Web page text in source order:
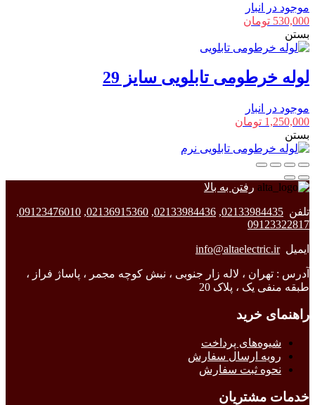
موجود در انبار
530,000 تومان
بستن
لوله خرطومی تابلویی سایز 29
موجود در انبار
1,250,000 تومان
بستن
رفتن به بالا
تلفن 02133984435
,
02133984436
,
02136915360
,
09123476010
,
09123322817
ایمیلinfo@altaelectric.ir
آدرس : تهران ، لاله زار جنوبی ، نبش کوچه مجمر ، پاساژ فراز ،
طبقه منفی یک ، پلاک 20
راهنمای خرید
شیوه‌های پرداخت
رویه ارسال سفارش
نحوه ثبت سفارش
خدمات مشتریان